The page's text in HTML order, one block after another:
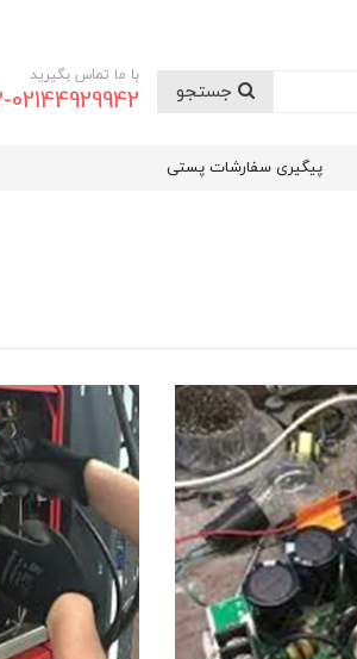
با ما تماس بگیرید
02144929942
پیگیری سفارشات پستی